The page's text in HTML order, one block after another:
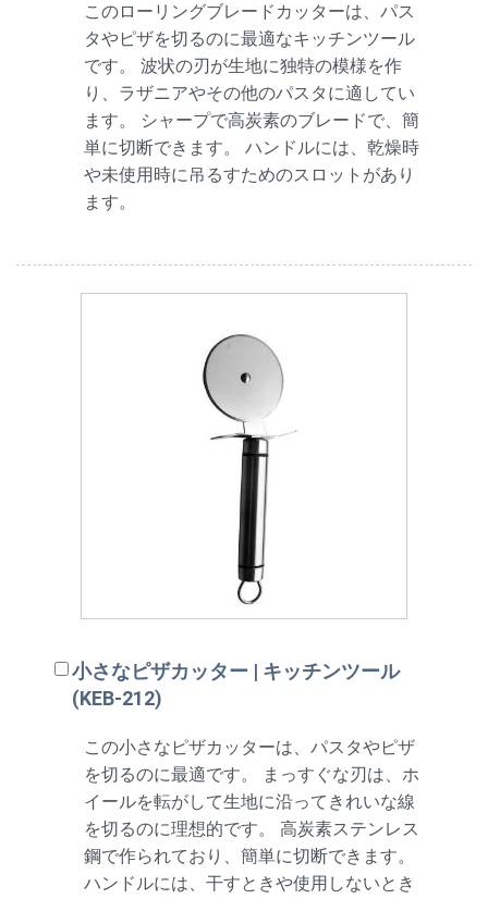
このローリングブレードカッターは、パス
タやピザを切るのに最適なキッチンツール
です。 波状の刃が生地に独特の模様を作
り、ラザニアやその他のパスタに適してい
ます。 シャープで高炭素のブレードで、簡
単に切断できます。 ハンドルには、乾燥時
や未使用時に吊るすためのスロットがあり
ます。
小さなピザカッター | キッチンツール
(KEB-212)
この小さなピザカッターは、パスタやピザ
を切るのに最適です。 まっすぐな刃は、ホ
イールを転がして生地に沿ってきれいな線
を切るのに理想的です。 高炭素ステンレス
鋼で作られており、簡単に切断できます。
ハンドルには、干すときや使用しないとき